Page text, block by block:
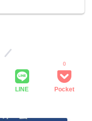
LINE Pocket
0